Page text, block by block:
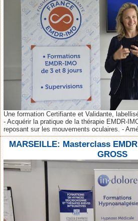
Une formation Certifiante et Validante,
- Acquérir la pratique de la thérapie EMDR-
reposant sur les mouvements oculaires. -
MARSEILLE: Masterclass
GROSS